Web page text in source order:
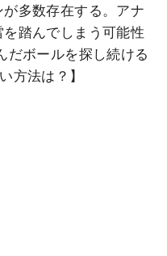
多数存在する。アナ
踏んでしまう可能性
だボールを探し続ける
方法は？】